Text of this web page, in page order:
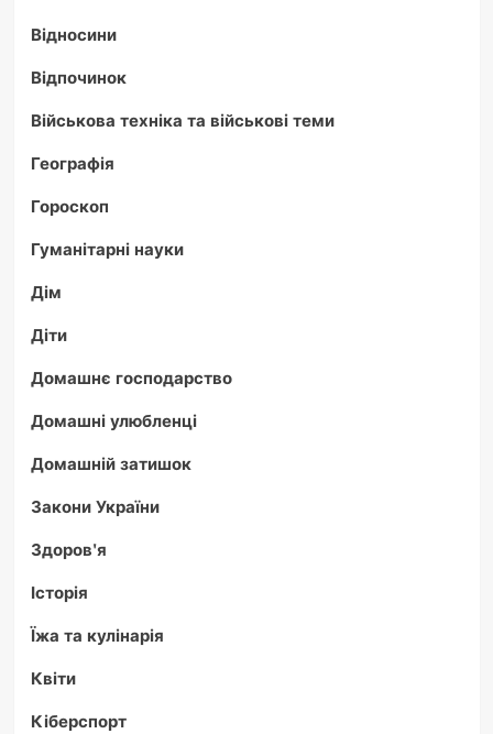
Відносини
Відпочинок
Військова техніка та військові теми
Географія
Гороскоп
Гуманітарні науки
Дім
Діти
Домашнє господарство
Домашні улюбленці
Домашній затишок
Закони України
Здоров'я
Історія
Їжа та кулінарія
Квіти
Кіберспорт